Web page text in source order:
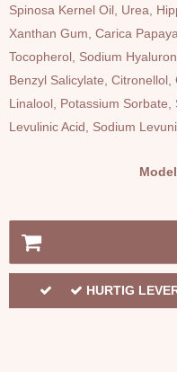
Spinosa Kernel Oil, Urea,
Xanthan Gum, Carica
Tocopherol, Sodium
Benzyl Salicylate,
Linalool, Potassium Sorbate,
Levulinic Acid, Sodium
HURTIG